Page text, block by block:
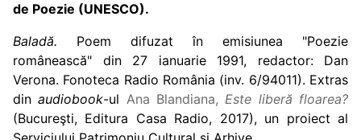
de Poezie (UNESCO).
Baladă. Poem difuzat în emisiunea "Poezie
românească" din 27 ianuarie 1991, redactor: Dan
Verona. Fonoteca Radio România (inv. 6/94011). Extras
dinaudiobook-ul Ana Blandiana,Este liberă floarea?
(Bucureşti, Editura Casa Radio, 2017), un proiect al